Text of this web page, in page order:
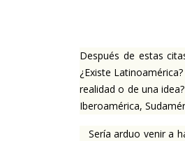
Después de estas
¿Existe Latinoamérica?
realidad o de una idea?
Iberoamérica,
Sería arduo venir a